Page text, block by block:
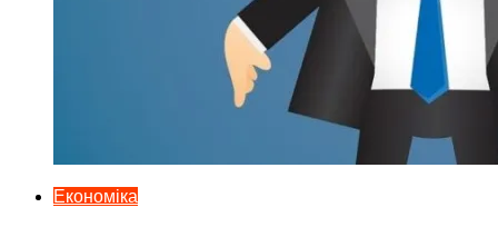
Економіка